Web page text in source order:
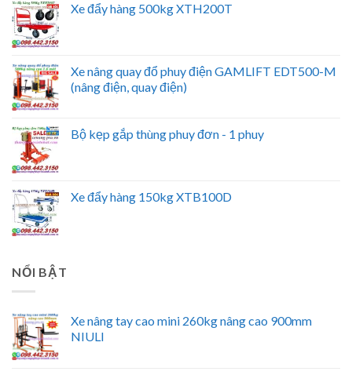
Xe đẩy hàng 500kg XTH200T
Xe nâng quay đổ phuy điện GAMLIFT EDT500-M
(nâng điện, quay điện)
Bộ kẹp gắp thùng phuy đơn - 1 phuy
Xe đẩy hàng 150kg XTB100D
NỔI BẬT
Xe nâng tay cao mini 260kg nâng cao 900mm
NIULI